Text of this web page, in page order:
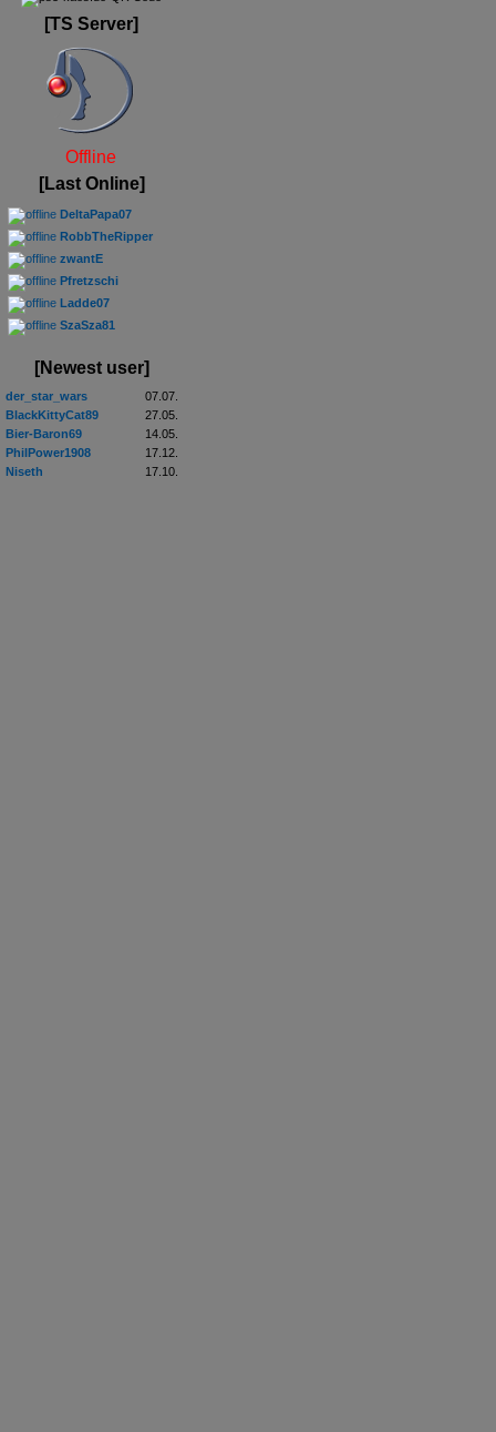
[TS Server]
Offline
[Last Online]
DeltaPapa07
RobbTheRipper
zwantE
Pfretzschi
Ladde07
SzaSza81
[Newest user]
der_star_wars
07.07.
BlackKittyCat89
27.05.
Bier-Baron69
14.05.
PhilPower1908
17.12.
Niseth
17.10.